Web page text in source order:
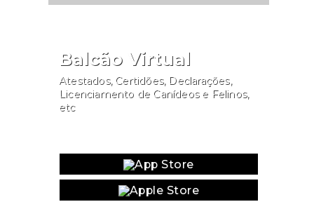
Balcão Virtual
Atestados, Certidões, Declarações,
Licenciamento de Canídeos e Felinos,
etc